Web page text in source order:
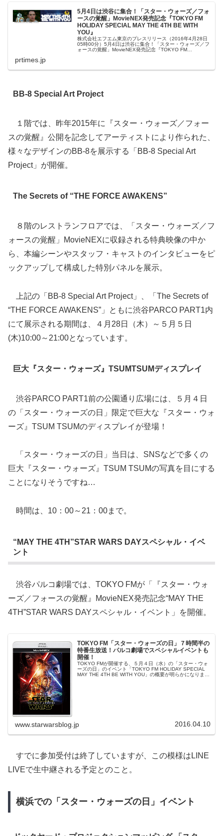
5月4日は渋谷に集合！「スター・ウォーズ／フォ
ースの覚醒」MovieNEX発売記念『TOKYO FM
HOLIDAY SPECIAL MAY THE 4TH BE WITH
YOU』
株式会社エフエム東京のプレスリリース（2016年4月28日
05時00分）5月4日は渋谷に集合！「スター・ウォーズ／フ
ォースの覚醒」MovieNEX発売記念『TOKYO FM
prtimes.jp
BB-8 Special Art Project
１階では、昨年2015年に『スター・ウォーズ／フォー
スの覚醒』公開を記念してアーティストにより作られた、
様々なデザインのBB-8を展示する「BB-8 Special Art
Project」が開催。
The Secrets of “THE FORCE AWAKENS”
８階のレストランフロアでは、「スター・ウォーズ／フ
ォースの覚醒」MovieNEXに収録される特典映像の中か
ら、本編シーンやスタッフ・キャストのインタビューをピ
ックアップして構成した特別パネルを展示。
上記の「BB-8 Special Art Project」、「The Secrets of
“THE FORCE AWAKENS”」ともに渋谷PARCO PART1内
にて展示される期間は、４月28日（木）～５月５日
(木)10:00～21:00となっています。
巨大『スター・ウォーズ』TSUMTSUMディスプレイ
渋谷PARCO PART1前の公園通り広場には、５月４日
の「スター・ウォーズの日」限定で巨大な『スター・ウォ
ーズ』TSUM TSUMのディスプレイが登場！
「スター・ウォーズの日」当日は、SNSなどで多くの
巨大『スター・ウォーズ』TSUM TSUMの写真を目にする
ことになりそうですね…
時間は、10：00～21：00まで。
“MAY THE 4TH”STAR WARS DAYスペシャル・イベ
ント
渋谷パルコ劇場では、TOKYO FMが「『スター・ウォ
ーズ／フォースの覚醒』MovieNEX発売記念“MAY THE
4TH”STAR WARS DAYスペシャル・イベント」を開催。
TOKYO FM「スター・ウォーズの日」７時間半の
特番生放送！パルコ劇場でスペシャルイベントも
開催！
TOKYO FMが開催する、５月４日（水）の「スター・ウォ
ーズの日」のイベント「TOKYO FM HOLIDAY SPECIAL
MAY THE 4TH BE WITH YOU」の概要が明らかになりまし
www.starwarsblog.jp 2016.04.10
すでに参加受付は終了していますが、この模様はLINE
LIVEで生中継される予定とのこと。
横浜での「スター・ウォーズの日」イベント